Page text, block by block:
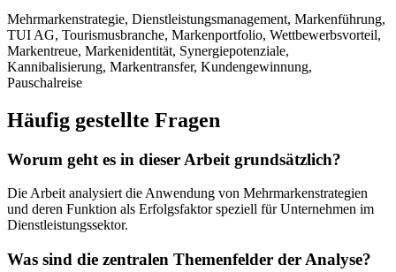
Mehrmarkenstrategie, Dienstleistungsmanagement, Markenführung,
TUI AG, Tourismusbranche, Markenportfolio, Wettbewerbsvorteil,
Markentreue, Markenidentität, Synergiepotenziale,
Kannibalisierung, Markentransfer, Kundengewinnung,
Pauschalreise
Häufig gestellte Fragen
Worum geht es in dieser Arbeit grundsätzlich?
Die Arbeit analysiert die Anwendung von Mehrmarkenstrategien
und deren Funktion als Erfolgsfaktor speziell für Unternehmen im
Dienstleistungssektor.
Was sind die zentralen Themenfelder der Analyse?